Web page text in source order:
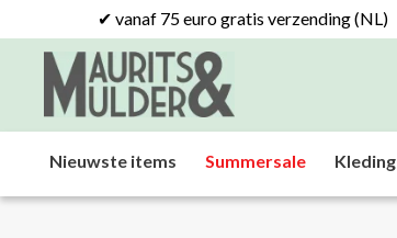
✔ vanaf 75 euro gratis verzending (NL)
Nieuwste items Summersale Kleding